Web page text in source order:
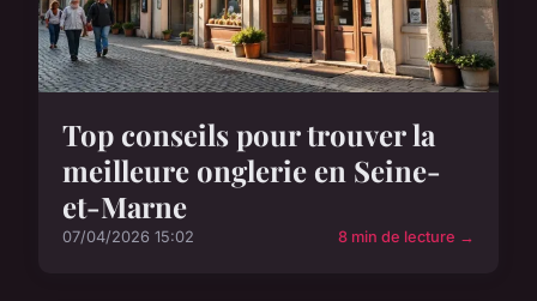
Top conseils pour trouver la
meilleure onglerie en Seine-
et-Marne
07/04/2026 15:02 8 min de lecture →